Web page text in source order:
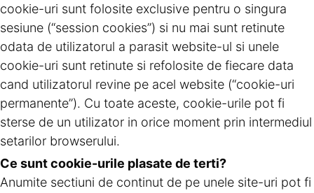
cookie-uri sunt folosite exclusive pentru o singura
sesiune (“session cookies”) si nu mai sunt retinute
odata de utilizatorul a parasit website-ul si unele
cookie-uri sunt retinute si refolosite de fiecare data
cand utilizatorul revine pe acel website (“cookie-uri
permanente”). Cu toate aceste, cookie-urile pot fi
sterse de un utilizator in orice moment prin intermediul
setarilor browserului.
Ce sunt cookie-urile plasate de terti?
Anumite sectiuni de continut de pe unele site-uri pot fi